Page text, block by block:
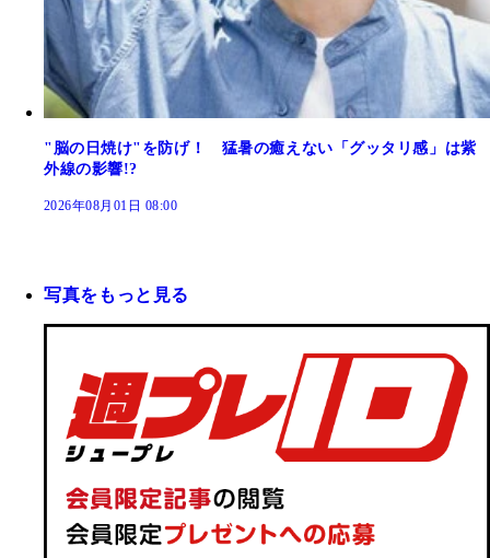
"脳の日焼け"を防げ！ 猛暑の癒えない「グッタリ感」は紫
外線の影響!?
2026年08月01日 08:00
写真をもっと見る